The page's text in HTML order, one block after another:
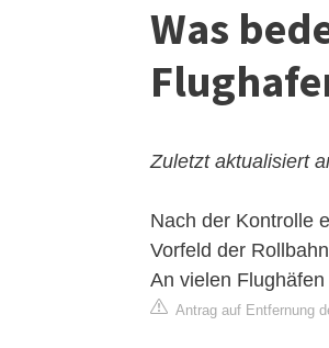
Was
Zuletzt aktualisiert
Nach der Kontrolle
Vorfeld der
An vielen
Antrag auf Entfernung